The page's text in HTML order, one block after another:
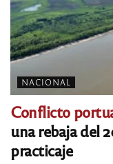
NACIONAL
Conflicto
una rebaja del
practicaje